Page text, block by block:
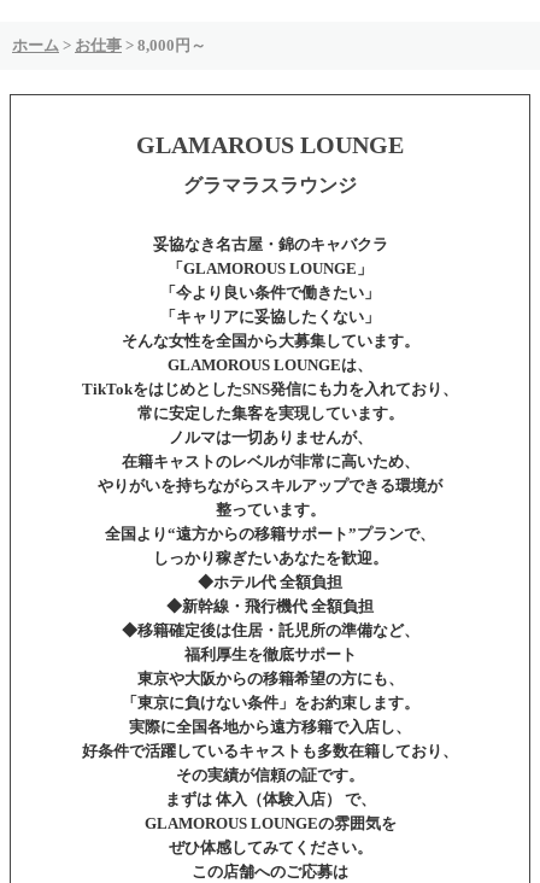
ホーム > お仕事 > 8,000円～
GLAMAROUS LOUNGE
グラマラスラウンジ
妥協なき名古屋・錦のキャバクラ
「GLAMOROUS LOUNGE」
「今より良い条件で働きたい」
「キャリアに妥協したくない」
そんな女性を全国から大募集しています。
GLAMOROUS LOUNGEは、
TikTokをはじめとしたSNS発信にも力を入れており、
常に安定した集客を実現しています。
ノルマは一切ありませんが、
在籍キャストのレベルが非常に高いため、
やりがいを持ちながらスキルアップできる環境が
整っています。
全国より“遠方からの移籍サポート”プランで、
しっかり稼ぎたいあなたを歓迎。
◆ホテル代 全額負担
◆新幹線・飛行機代 全額負担
◆移籍確定後は住居・託児所の準備など、
福利厚生を徹底サポート
東京や大阪からの移籍希望の方にも、
「東京に負けない条件」をお約束します。
実際に全国各地から遠方移籍で入店し、
好条件で活躍しているキャストも多数在籍しており、
その実績が信頼の証です。
まずは 体入（体験入店） で、
GLAMOROUS LOUNGEの雰囲気を
ぜひ体感してみてください。
この店舗へのご応募は